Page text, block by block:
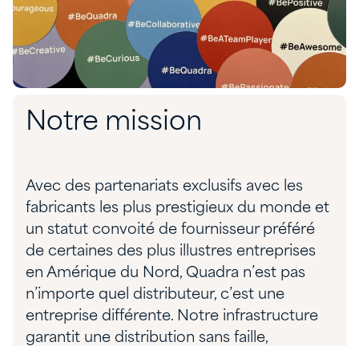
Notre mission
Avec des partenariats exclusifs avec les
fabricants les plus prestigieux du monde et
un statut convoité de fournisseur préféré
de certaines des plus illustres entreprises
en Amérique du Nord, Quadra n’est pas
n’importe quel distributeur, c’est une
entreprise différente. Notre infrastructure
garantit une distribution sans faille,